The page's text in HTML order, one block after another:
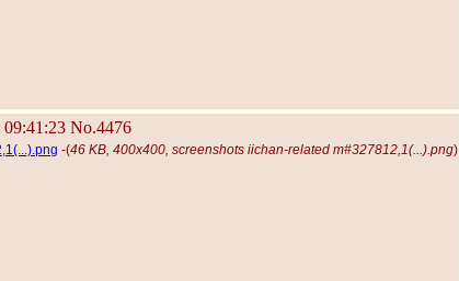
No.4476
-(46 KB, 400x400, screenshots iichan-related m#327812,1(...).png)